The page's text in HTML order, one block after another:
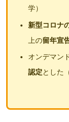
学）
新型コロナ
上の留年宣
オンデマン
認定とした